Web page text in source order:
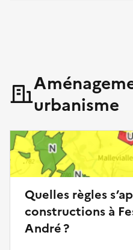
urbanisme
Quelles règles
constructions à
André ?